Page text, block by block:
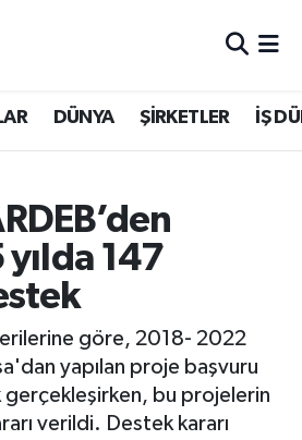
DÜNYA ŞİRKETLER İŞ
yılda 147
göre, 2018- 2022
yapılan proje başvuru
gerçekleşirken, bu projelerin
verildi. Destek kararı
Durumu ve Fikstür